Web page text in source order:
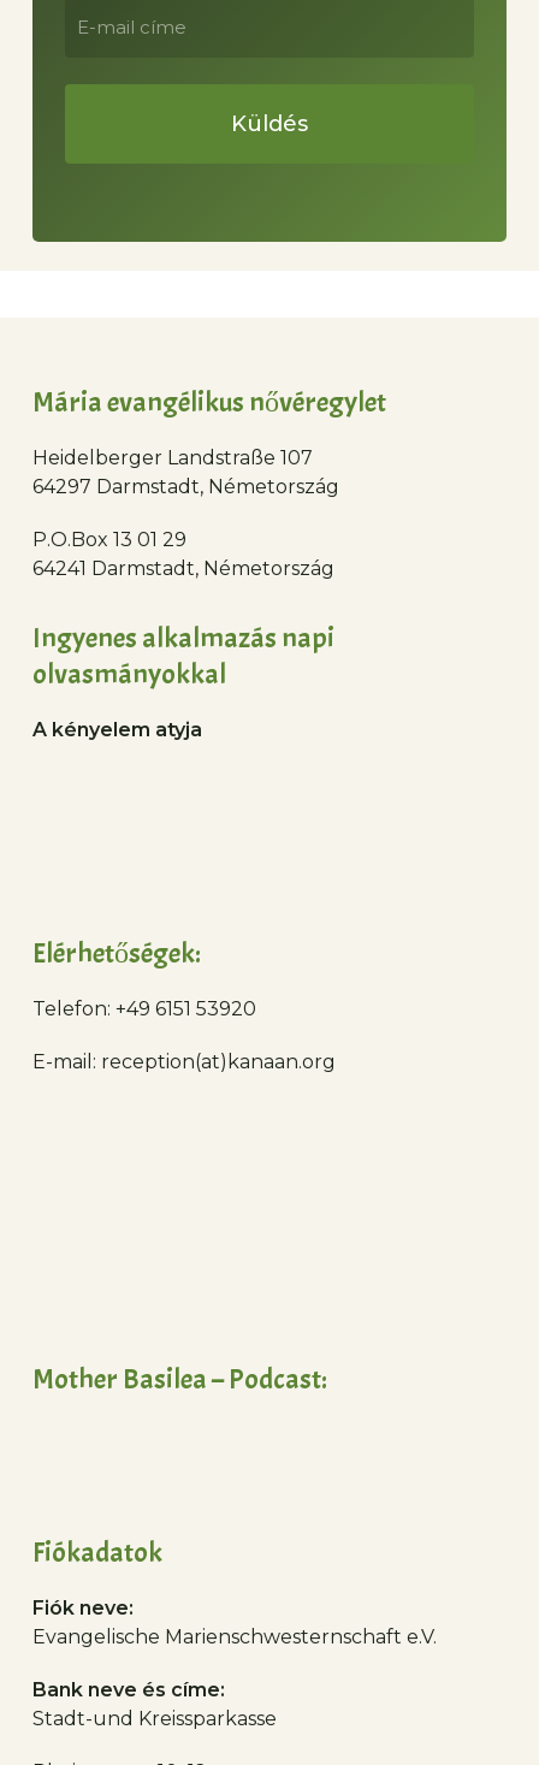
Mária evangélikus nővéregylet
Heidelberger Landstraße 107
64297 Darmstadt, Németország
P.O.Box 13 01 29
64241 Darmstadt, Németország
Ingyenes alkalmazás napi
olvasmányokkal
A kényelem atyja
Elérhetőségek:
Telefon: +49 6151 53920
E-mail: reception(at)kanaan.org
Mother Basilea – Podcast:
Fiókadatok
Fiók neve:
Evangelische Marienschwesternschaft e.V.
Bank neve és címe:
Stadt-und Kreissparkasse